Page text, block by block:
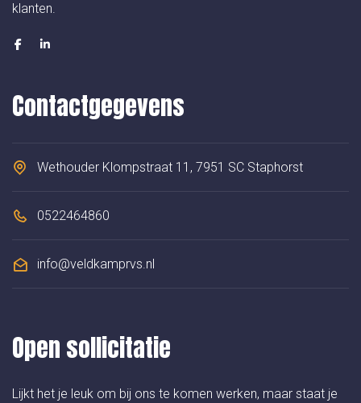
klanten.
Contactgegevens
Wethouder Klompstraat 11, 7951 SC Staphorst
0522464860
info@veldkamprvs.nl
Open sollicitatie
Lijkt het je leuk om bij ons te komen werken, maar staat je